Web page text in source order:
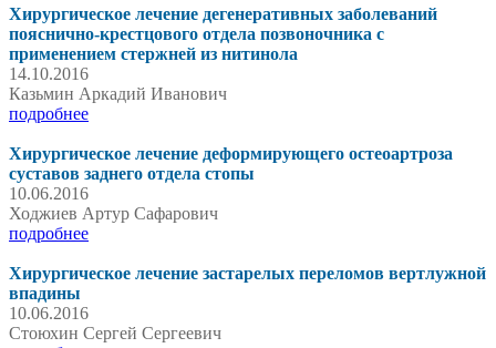
Хирургическое лечение дегенеративных заболеваний
пояснично-крестцового отдела позвоночника с
применением стержней из нитинола
14.10.2016
Казьмин Аркадий Иванович
подробнее
Хирургическое лечение деформирующего остеоартроза
суставов заднего отдела стопы
10.06.2016
Ходжиев Артур Сафарович
подробнее
Хирургическое лечение застарелых переломов вертлужной
впадины
10.06.2016
Стоюхин Сергей Сергеевич